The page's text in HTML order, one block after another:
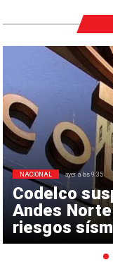
Codelco
Andes
riesgos
NACIONAL ayer a las 9:35